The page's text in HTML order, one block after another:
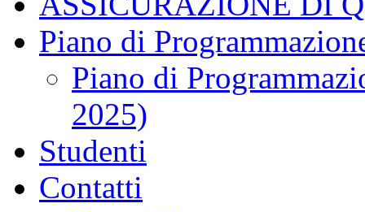
Piano di
Piano di
2025)
Studenti
Contatti